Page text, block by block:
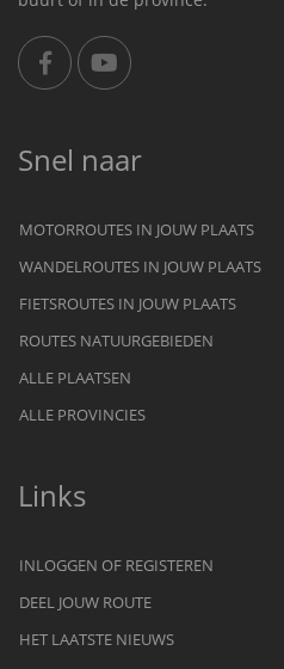
Snel naar
MOTORROUTES IN JOUW PLAATS
WANDELROUTES IN JOUW PLAATS
FIETSROUTES IN JOUW PLAATS
ROUTES NATUURGEBIEDEN
ALLE PLAATSEN
ALLE PROVINCIES
Links
INLOGGEN OF REGISTEREN
DEEL JOUW ROUTE
HET LAATSTE NIEUWS